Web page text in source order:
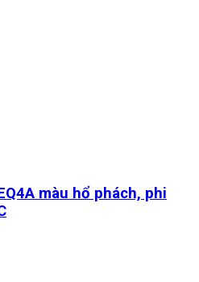
màu hổ phách, phi